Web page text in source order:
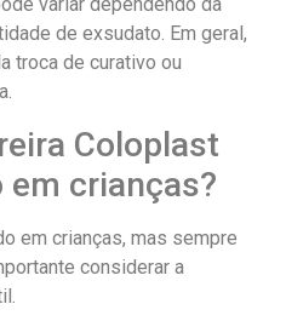
variar dependendo da
de exsudato. Em geral,
troca de curativo ou
Coloplast
em crianças?
em crianças, mas sempre
considerar a